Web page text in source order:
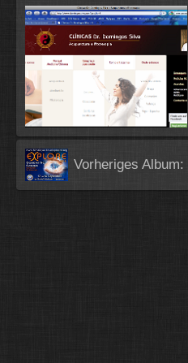
Vorheriges Album: